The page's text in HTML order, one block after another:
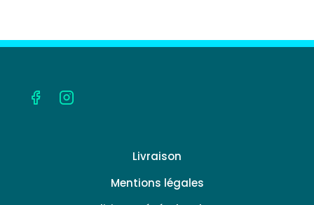
Livraison
Mentions légales